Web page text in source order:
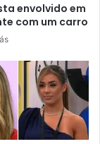
envolvido em
com um carro